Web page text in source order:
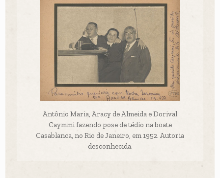
Antônio Maria, Aracy de Almeida e Dorival
Caymmi fazendo pose de tédio na boate
Casablanca, no Rio de Janeiro, em 1952. Autoria
desconhecida.